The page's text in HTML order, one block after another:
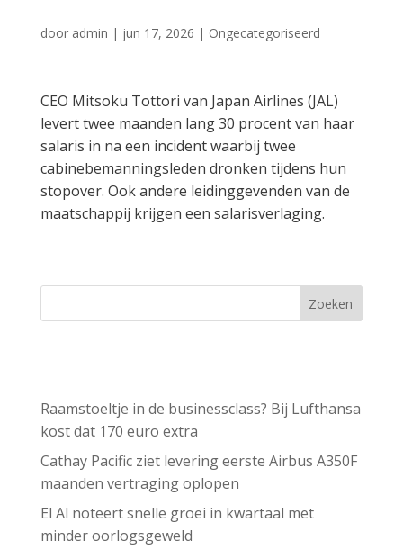
door admin | jun 17, 2026 | Ongecategoriseerd
CEO Mitsoku Tottori van Japan Airlines (JAL)
levert twee maanden lang 30 procent van haar
salaris in na een incident waarbij twee
cabinebemanningsleden dronken tijdens hun
stopover. Ook andere leidinggevenden van de
maatschappij krijgen een salarisverlaging.
Zoeken
Raamstoeltje in de businessclass? Bij Lufthansa
kost dat 170 euro extra
Cathay Pacific ziet levering eerste Airbus A350F
maanden vertraging oplopen
El Al noteert snelle groei in kwartaal met
minder oorlogsgeweld